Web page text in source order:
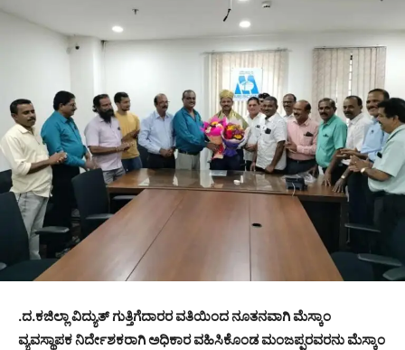
.ದ.ಕಜಿಲ್ಲಾ ವಿದ್ಯುತ್ ಗುತ್ತಿಗೆದಾರರ ವತಿಯಿಂದ ನೂತನವಾಗಿ ಮೆಸ್ಕಾಂ
ವ್ಯವಸ್ಥಾಪಕ ನಿರ್ದೇಶಕರಾಗಿ ಅಧಿಕಾರ ವಹಿಸಿಕೊಂಡ ಮಂಜಪ್ಪರವರನು ಮೆಸ್ಕಾಂ